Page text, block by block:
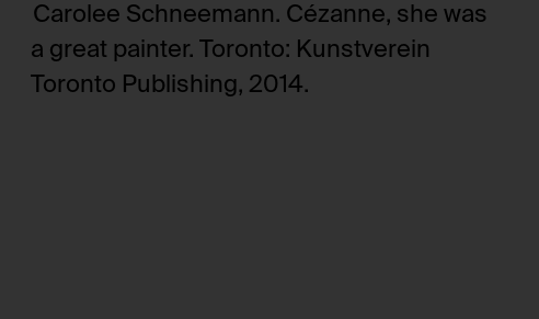
Carolee Schneemann. Cézanne, she was
a great painter. Toronto: Kunstverein
Toronto Publishing, 2014.